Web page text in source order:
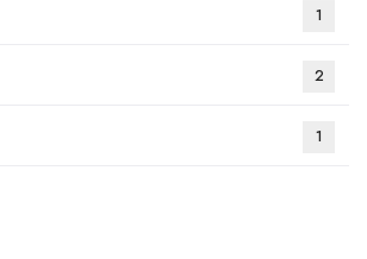
1
2
1